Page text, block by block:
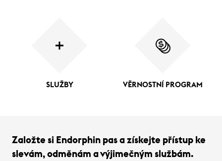
SLUŽBY VĚRNOSTNÍ PROGRAM
Založte si Endorphin pas a získejte přístup ke
slevám, odměnám a výjimečným službám.